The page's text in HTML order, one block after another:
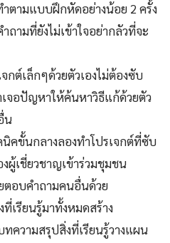
ตามแบบฝึกหัดอย่างน้อย 2 ครั้ง
ถามที่ยังไม่เข้าใจอย่ากลัวที่จะ
จกต์เล็กๆด้วยตัวเองไม่ต้องซับ
จอปัญหาให้ค้นหาวิธีแก้ด้วยตัว
น
คขั้นกลางลองทำโปรเจกต์ที่ซับ
เชี่ยวชาญเข้าร่วมชุมชน
ตอบคำถามคนอื่นด้วย
เรียนรู้มาทั้งหมดสร้าง
ความสรุปสิ่งที่เรียนรู้วางแผน